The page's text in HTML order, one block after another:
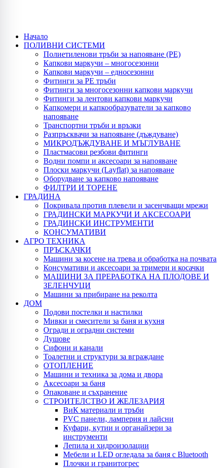
Начало
ПОЛИВНИ СИСТЕМИ
Полиетиленови тръби за напояване (PE)
Капкови маркучи – многосезонни
Капкови маркучи – едносезонни
Фитинги за PE тръби
Фитинги за многосезонни капкови маркучи
Фитинги за лентови капкови маркучи
Капкомери и капкообразуватели за капково
напояване
Транспортни тръби и връзки
Разпръсквачи за напояване (дъждуване)
МИКРОДЪЖДУВАНЕ И МЪГЛУВАНЕ
Пластмасови резбови фитинги
Водни помпи и аксесоари за напояване
Плоски маркучи (Layflat) за напояване
Оборудване за капково напояване
ФИЛТРИ И ТОРЕНЕ
ГРАДИНА
Покривала против плевели и засенчващи мрежи
ГРАДИНСКИ МАРКУЧИ И АКСЕСОАРИ
ГРАДИНСКИ ИНСТРУМЕНТИ
КОНСУМАТИВИ
АГРО ТЕХНИКА
ПРЪСКАЧКИ
Машини за косене на трева и обработка на почвата
Консумативи и аксесоари за тримери и косачки
МАШИНИ ЗА ПРЕРАБОТКА НА ПЛОДОВЕ И
ЗЕЛЕНЧУЦИ
Машини за прибиране на реколта
ДОМ
Подови постелки и настилки
Мивки и смесители за баня и кухня
Огради и оградни системи
Душове
Сифони и канали
Тоалетни и структури за вграждане
ОТОПЛЕНИЕ
Машини и техника за дома и двора
Аксесоари за баня
Опаковане и съхранение
СТРОИТЕЛСТВО И ЖЕЛЕЗАРИЯ
ВиК материали и тръби
PVC панели, ламперия и лайсни
Куфари, кутии и органайзери за
инструменти
Лепила и хидроизолации
Мебели и LED огледала за баня с Bluetooth
Плочки и гранитогрес